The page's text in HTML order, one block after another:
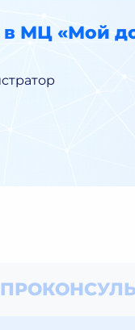
в МЦ «Мой